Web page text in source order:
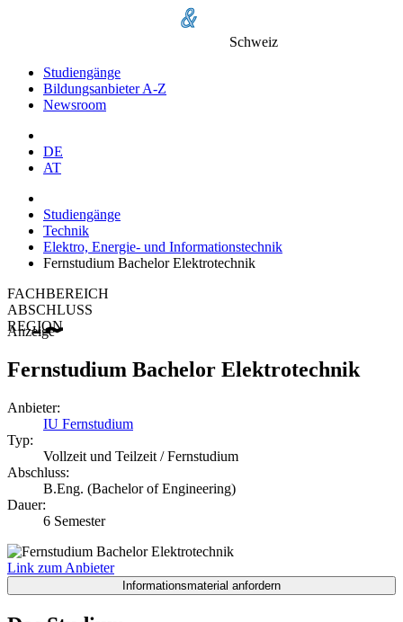
Schweiz
Studiengänge
Bildungsanbieter A-Z
Newsroom
DE
AT
Studiengänge
Technik
Elektro, Energie- und Informationstechnik
Fernstudium Bachelor Elektrotechnik
FACHBEREICH
ABSCHLUSS
REGION
Anzeige
Fernstudium Bachelor Elektrotechnik
Anbieter:
IU Fernstudium
Typ:
Vollzeit und Teilzeit / Fernstudium
Abschluss:
B.Eng. (Bachelor of Engineering)
Dauer:
6 Semester
Link zum Anbieter